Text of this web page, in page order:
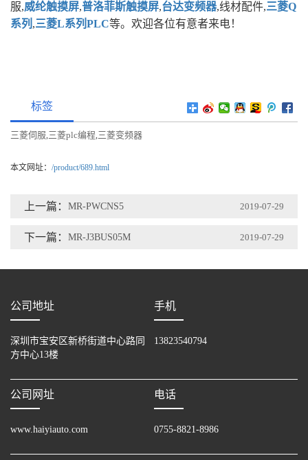
服,威纶触摸屏,普洛菲斯触摸屏,台达变频器,线材配件,三菱Q
系列 ,三菱L系列PLC等。欢迎各位有意者来电！
标签
三菱伺服,三菱plc编程,三菱变频器
本文网址： /product/689.html
上一篇： MR-PWCNS5 2019-07-29
下一篇： MR-J3BUS05M 2019-07-29
公司地址
深圳市宝安区新桥街道中心路同
方中心13楼
手机
13823540794
公司网址
www.haiyiauto.com
电话
0755-8821-8986